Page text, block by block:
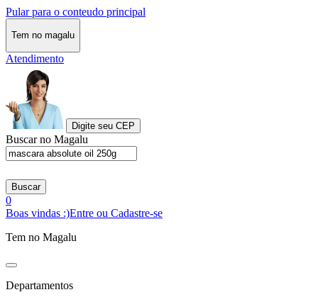
Pular para o conteudo principal
Tem no magalu
Atendimento
Digite seu CEP
Buscar no Magalu
Buscar
0
Boas vindas :)Entre ou Cadastre-se
Tem no Magalu
Departamentos